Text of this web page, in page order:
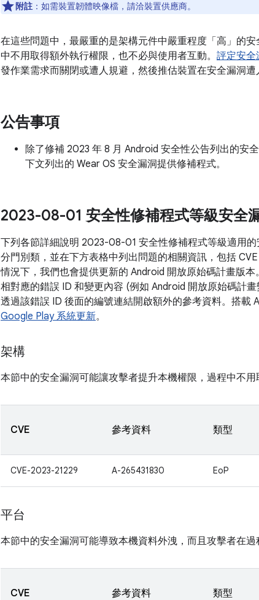
附註 ：如需裝置韌體映像檔，請洽裝置供應商。
在這些問題中，最嚴重的是架構元件中嚴重程度「高」的
中不用取得額外執行權限，也不必與使用者互動。 評定安全
發作業需求而關閉或遭人規避，然後推估裝置在安全漏洞
公告事項
除了修補 2023 年 8 月 Android 安全性公告列出的安
下文列出的 Wear OS 安全漏洞提供修補程式。
2023-08-01 安全性修補程式等級安全
下列各節詳細說明 2023-08-01 安全性修補程式等級適用
分門別類，並在下方表格中列出問題的相關資訊，包括 CVE
情況下，我們也會提供更新的 Android 開放原始碼計畫版
相對應的錯誤 ID 和變更內容 (例如 Android 開放原始碼計
透過該錯誤 ID 後面的編號連結開啟額外的參考資料。搭載
Google Play 系統更新。
架構
本節中的安全漏洞可能讓攻擊者提升本機權限，過程中不用
CVE 參考資料 類型
CVE-2023-21229 A-265431830 EoP
平台
本節中的安全漏洞可能導致本機資料外洩，而且攻擊者在
CVE 參考資料 類型